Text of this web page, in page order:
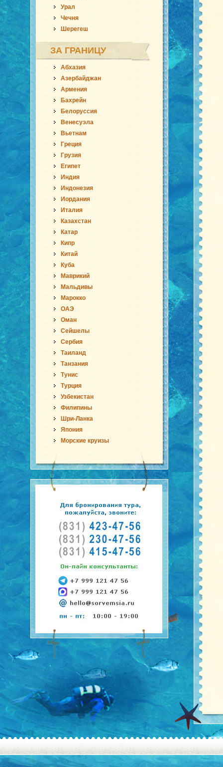
Урал
Чечня
Шерегеш
ЗА ГРАНИЦУ
Абхазия
Азербайджан
Армения
Бахрейн
Белоруссия
Венесуэла
Вьетнам
Греция
Грузия
Египет
Индия
Индонезия
Иордания
Италия
Казахстан
Катар
Кипр
Китай
Куба
Маврикий
Мальдивы
Марокко
ОАЭ
Оман
Сейшелы
Сербия
Таиланд
Танзания
Тунис
Турция
Узбекистан
Филипины
Шри-Ланка
Япония
Морские круизы